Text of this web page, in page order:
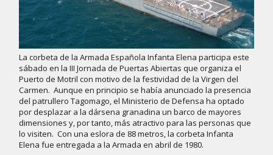
La corbeta de la Armada Española Infanta Elena participa este
sábado en la III Jornada de Puertas Abiertas que organiza el
Puerto de Motril con motivo de la festividad de la Virgen del
Carmen. Aunque en principio se había anunciado la presencia
del patrullero Tagomago, el Ministerio de Defensa ha optado
por desplazar a la dársena granadina un barco de mayores
dimensiones y, por tanto, más atractivo para las personas que
lo visiten. Con una eslora de 88 metros, la corbeta Infanta
Elena fue entregada a la Armada en abril de 1980.